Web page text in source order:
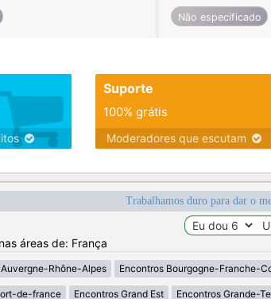
Não especificado
Suporte
100% grátis
Moderadores que escutam
Trabalhamos duro para dar o
áreas de: França
Rhône-Alpes Encontros Bourgogne-Franche-
de-france Encontros Grand Est Encontros Grande-